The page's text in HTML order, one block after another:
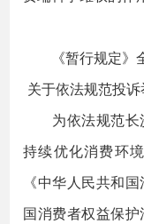
《暂行规定》
关于依法规范投
为依法规范长
持续优化消费环
《中华人民共和
国消费者权益保